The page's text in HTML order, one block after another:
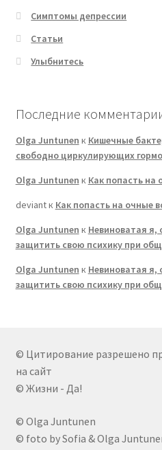
Симптомы депрессии
Статьи
Улыбнитесь
Последние
Olga Juntunen к Кишечные
свободно циркулирующих
Olga Juntunen к Как попасть на
deviantк Как попасть на очные
Olga Juntunen к Невиноватая я,
защитить свою психику при
Olga Juntunen к Невиноватая я,
защитить свою психику при
© Цитирование разрешено
на сайт
© Жизни - Да!
© Olga Juntunen
© foto by Sofia & Olga